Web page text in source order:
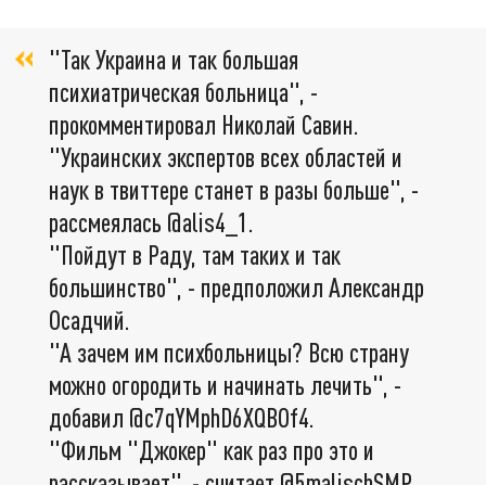
"Так Украина и так большая
психиатрическая больница", -
прокомментировал Николай Савин.
"Украинских экспертов всех областей и
наук в твиттере станет в разы больше", -
рассмеялась @alis4_1.
"Пойдут в Раду, там таких и так
большинство", - предположил Александр
Осадчий.
"А зачем им психбольницы? Всю страну
можно огородить и начинать лечить", -
добавил @c7qYMphD6XQBOf4.
"Фильм "Джокер" как раз про это и